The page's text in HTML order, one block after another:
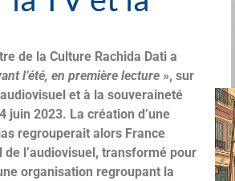
de la Culture Rachida Dati a
l’été, en première lecture », sur
et à la souveraineté
juin 2023. La création d’une
regrouperait alors France
l’audiovisuel, transformé pour
organisation regroupant la